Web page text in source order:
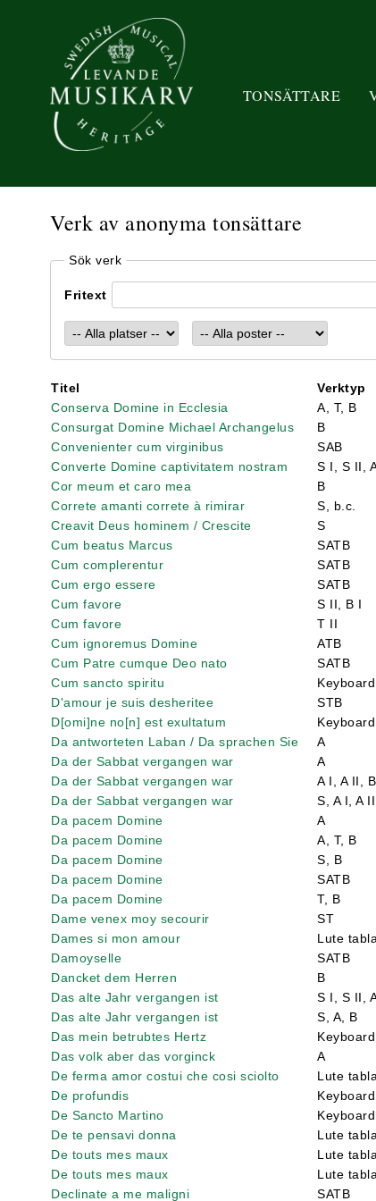
TONSÄTTARE
Verk av anonyma tonsättare
Sök verk
Fritext
Titel Verktyp
Conserva Domine in Ecclesia
A, T, B
Consurgat Domine Michael Archangelus
B
Convenienter cum virginibus
SAB
Converte Domine captivitatem nostram
S I, S II,
Cor meum et caro mea
B
Correte amanti correte à rimirar
S, b.c.
Creavit Deus hominem / Crescite
S
Cum beatus Marcus
SATB
Cum complerentur
SATB
Cum ergo essere
SATB
Cum favore
S II, B I
Cum favore
T II
Cum ignoremus Domine
ATB
Cum Patre cumque Deo nato
SATB
Cum sancto spiritu
D'amour je suis desheritee
STB
D[omi]ne no[n] est exultatum
Da antworteten Laban / Da sprachen Sie
A
Da der Sabbat vergangen war
A
Da der Sabbat vergangen war
A I, A II,
Da der Sabbat vergangen war
S, A I, A
Da pacem Domine
A
Da pacem Domine
A, T, B
Da pacem Domine
S, B
Da pacem Domine
SATB
Da pacem Domine
T, B
Dame venex moy secourir
ST
Dames si mon amour
Lute
Damoyselle
SATB
Dancket dem Herren
B
Das alte Jahr vergangen ist
S I, S II,
Das alte Jahr vergangen ist
S, A, B
Das mein betrubtes Hertz
Das volk aber das vorginck
A
De ferma amor costui che cosi sciolto
Lute
De profundis
De Sancto Martino
De te pensavi donna
Lute
De touts mes maux
Lute
De touts mes maux
Lute
Declinate a me maligni
SATB